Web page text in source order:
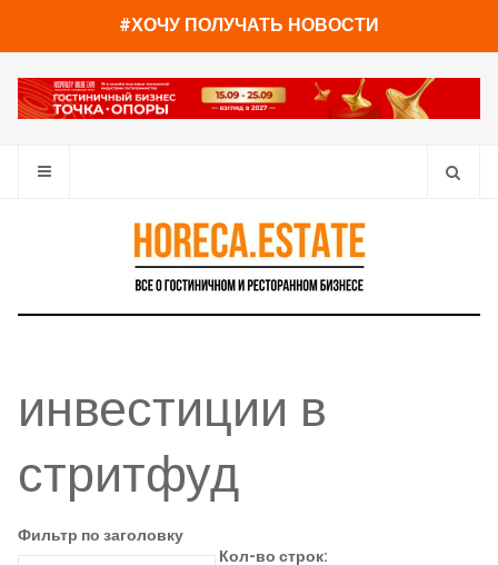
#ХОЧУ ПОЛУЧАТЬ НОВОСТИ
инвестиции в
стритфуд
Фильтр по заголовку
Кол-во строк: